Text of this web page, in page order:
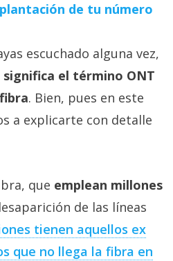
de tu número
escuchado alguna vez,
significa el término ONT
. Bien, pues en este
a explicarte con detalle
que emplean millones
de las líneas
tienen aquellos ex
que no llega la fibra en